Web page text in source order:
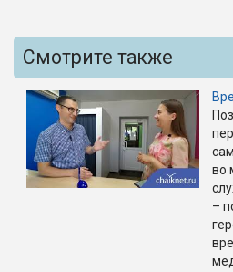
Смотрите также
во
–